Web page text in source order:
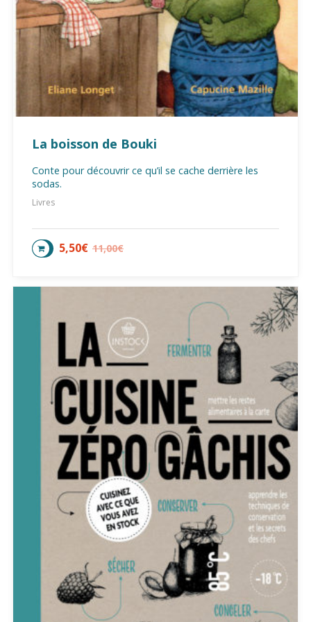
La boisson de Bouki
Conte pour découvrir ce qu’il se cache derrière les
sodas.
Livres
11,00€
5,50€
AJOUTER AU PANIER